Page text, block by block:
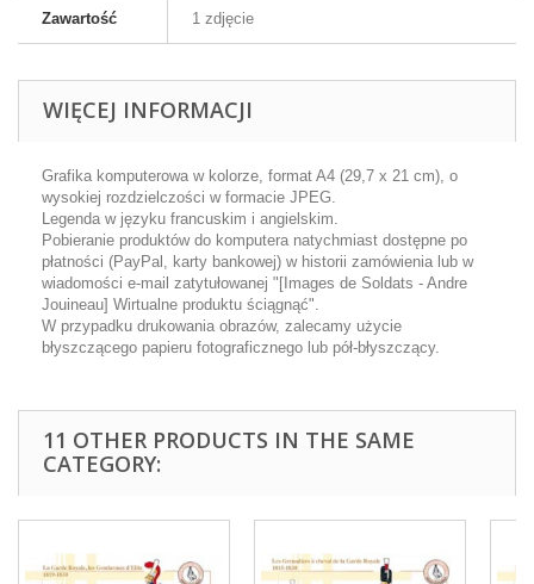
Zawartość 1 zdjęcie
WIĘCEJ INFORMACJI
Grafika komputerowa w kolorze, format A4 (29,7 x 21 cm), o
wysokiej rozdzielczości w formacie JPEG.
Legenda w języku francuskim i angielskim.
Pobieranie produktów do komputera natychmiast dostępne po
płatności (PayPal, karty bankowej) w historii zamówienia lub w
wiadomości e-mail zatytułowanej "[Images de Soldats - Andre
Jouineau] Wirtualne produktu ściągnąć".
W przypadku drukowania obrazów, zalecamy użycie
błyszczącego papieru fotograficznego lub pół-błyszczący.
11 OTHER PRODUCTS IN THE SAME
CATEGORY: